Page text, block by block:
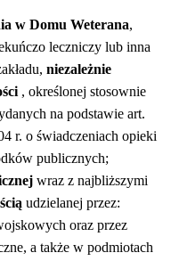
w Domu Weterana,
leczniczy lub inna
niezależnie
, określonej stosownie
na podstawie art.
r. o świadczeniach opieki
publicznych;
wraz z najbliższymi
udzielanej przez:
oraz przez
a także w podmiotach